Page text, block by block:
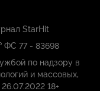
StarHit
ФС 77 - 83698
по надзору в
и массовых,
18+